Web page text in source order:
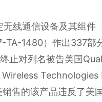
线通信设备及其组件
1480）作出337部
止对列名被告美国
售的该产品违反了美